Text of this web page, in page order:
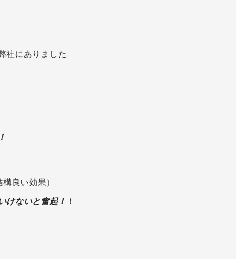
社にありました
良い効果）
けないと奮起！ ！